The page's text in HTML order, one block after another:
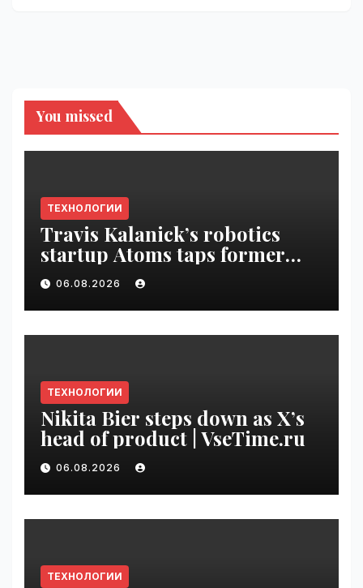
You missed
ТЕХНОЛОГИИ
Travis Kalanick’s robotics
startup Atoms taps former
Uber finance chief as CFO |
VseTime.ru
06.08.2026
ТЕХНОЛОГИИ
Nikita Bier steps down as X’s
head of product | VseTime.ru
06.08.2026
ТЕХНОЛОГИИ